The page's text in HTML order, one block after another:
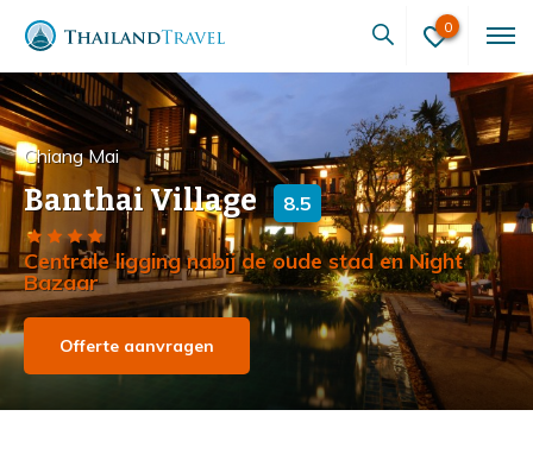
0
Chiang Mai
Banthai Village 8.5
Centrale ligging nabij de oude stad en Night
Bazaar
Offerte aanvragen